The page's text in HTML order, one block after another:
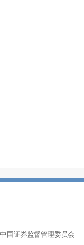
国证券监督管理委员会